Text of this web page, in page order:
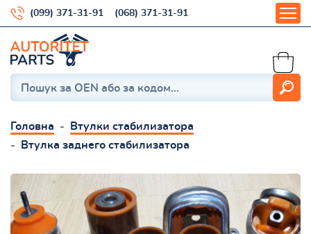
(099) 371-31-91 (068) 371-31-91
Головна
Втулки стабилизатора
Втулка заднего стабилизатора